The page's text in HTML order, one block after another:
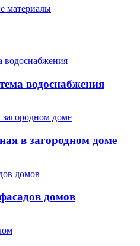
материалы
водоснабжения
в загородном доме
домов